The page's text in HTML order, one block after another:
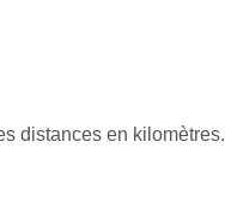
distances en kilomètres.